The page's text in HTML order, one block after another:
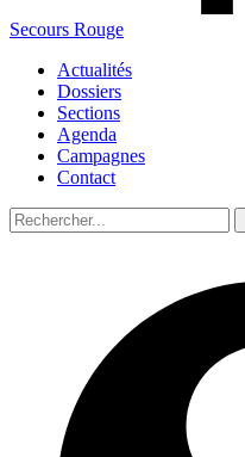
Secours Rouge
Actualités
Dossiers
Sections
Agenda
Campagnes
Contact